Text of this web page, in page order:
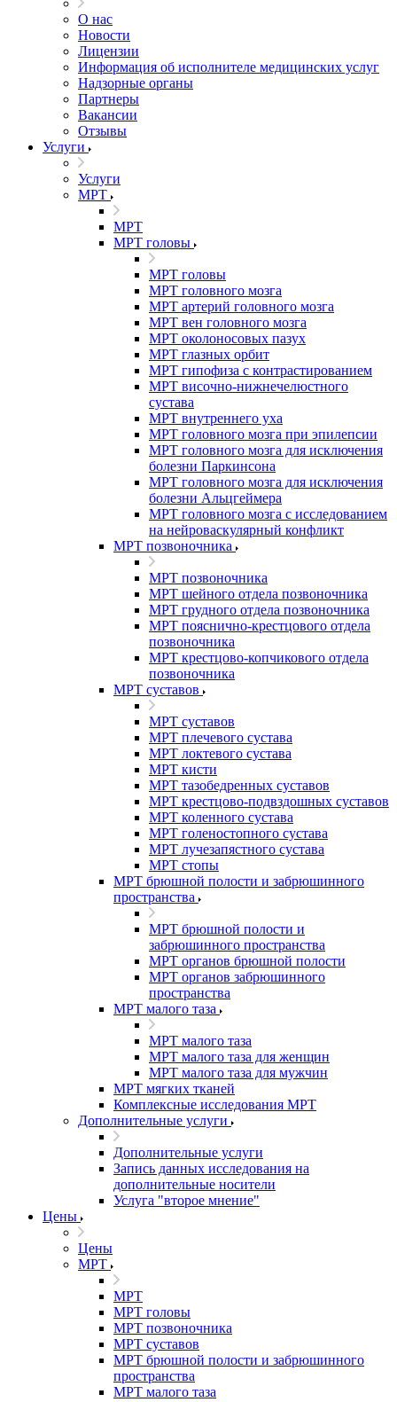
О нас
Новости
Лицензии
Информация об исполнителе медицинских услуг
Надзорные органы
Партнеры
Вакансии
Отзывы
Услуги
Услуги
МРТ
МРТ
МРТ головы
МРТ головы
МРТ головного мозга
МРТ артерий головного мозга
МРТ вен головного мозга
МРТ околоносовых пазух
МРТ глазных орбит
МРТ гипофиза с контрастированием
МРТ височно-нижнечелюстного
сустава
МРТ внутреннего уха
МРТ головного мозга при эпилепсии
МРТ головного мозга для исключения
болезни Паркинсона
МРТ головного мозга для исключения
болезни Альцгеймера
МРТ головного мозга с исследованием
на нейроваскулярный конфликт
МРТ позвоночника
МРТ позвоночника
МРТ шейного отдела позвоночника
МРТ грудного отдела позвоночника
МРТ пояснично-крестцового отдела
позвоночника
МРТ крестцово-копчикового отдела
позвоночника
МРТ суставов
МРТ суставов
МРТ плечевого сустава
МРТ локтевого сустава
МРТ кисти
МРТ тазобедренных суставов
МРТ крестцово-подвздошных суставов
МРТ коленного сустава
МРТ голеностопного сустава
МРТ лучезапястного сустава
МРТ стопы
МРТ брюшной полости и забрюшинного
пространства
МРТ брюшной полости и
забрюшинного пространства
МРТ органов брюшной полости
МРТ органов забрюшинного
пространства
МРТ малого таза
МРТ малого таза
МРТ малого таза для женщин
МРТ малого таза для мужчин
МРТ мягких тканей
Комплексные исследования МРТ
Дополнительные услуги
Дополнительные услуги
Запись данных исследования на
дополнительные носители
Услуга "второе мнение"
Цены
Цены
МРТ
МРТ
МРТ головы
МРТ позвоночника
МРТ суставов
МРТ брюшной полости и забрюшинного
пространства
МРТ малого таза